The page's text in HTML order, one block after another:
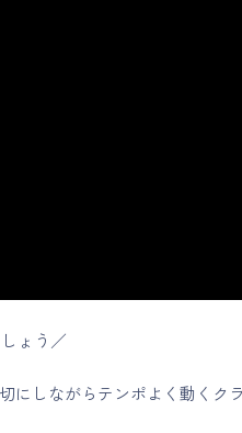
ょう／
にしながらテンポよく動くク